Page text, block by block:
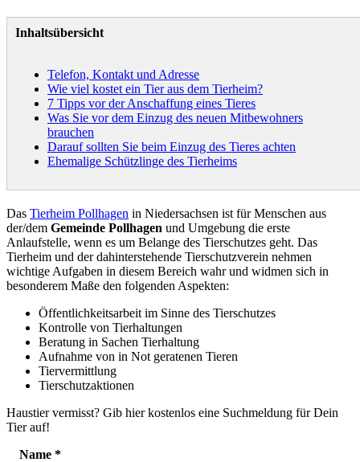
Inhaltsübersicht
Telefon, Kontakt und Adresse
Wie viel kostet ein Tier aus dem Tierheim?
7 Tipps vor der Anschaffung eines Tieres
Was Sie vor dem Einzug des neuen Mitbewohners
brauchen
Darauf sollten Sie beim Einzug des Tieres achten
Ehemalige Schützlinge des Tierheims
Das Tierheim Pollhagen in Niedersachsen ist für Menschen aus
der/dem Gemeinde Pollhagen und Umgebung die erste
Anlaufstelle, wenn es um Belange des Tierschutzes geht. Das
Tierheim und der dahinterstehende Tierschutzverein nehmen
wichtige Aufgaben in diesem Bereich wahr und widmen sich in
besonderem Maße den folgenden Aspekten:
Öffentlichkeitsarbeit im Sinne des Tierschutzes
Kontrolle von Tierhaltungen
Beratung in Sachen Tierhaltung
Aufnahme von in Not geratenen Tieren
Tiervermittlung
Tierschutzaktionen
Haustier vermisst? Gib hier kostenlos eine Suchmeldung für Dein
Tier auf!
Name *